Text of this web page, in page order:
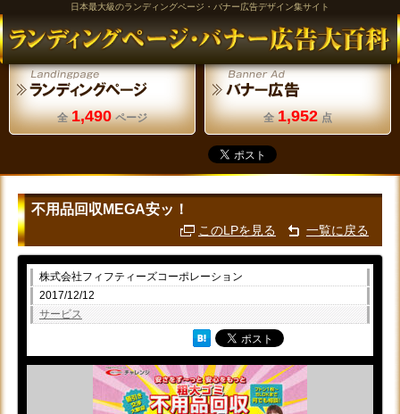
日本最大級のランディングページ・バナー広告デザイン集サイト
全 1,490 ページ 全 1,952 点
不用品回収MEGA安ッ！
このLPを見る 一覧に戻る
株式会社フィフティーズコーポレーション
2017/12/12
サービス